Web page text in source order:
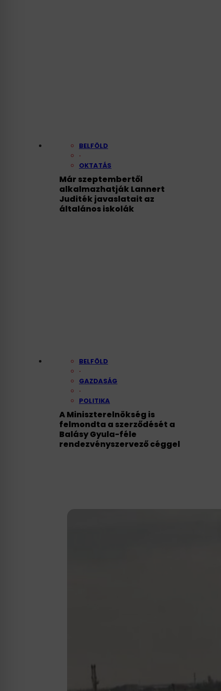
BELFÖLD
·
OKTATÁS
Már szeptembertől
alkalmazhatják Lannert
Juditék javaslatait az
általános iskolák
BELFÖLD
·
GAZDASÁG
·
POLITIKA
A Miniszterelnökség is
felmondta a szerződését a
Balásy Gyula-féle
rendezvényszervező céggel